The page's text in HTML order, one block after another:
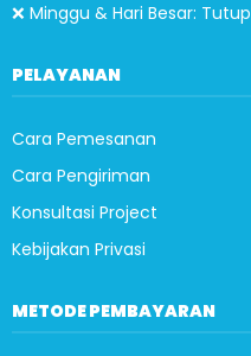
❌ Minggu & Hari Besar: Tutup
PELAYANAN
Cara Pemesanan
Cara Pengiriman
Konsultasi Project
Kebijakan Privasi
METODE PEMBAYARAN